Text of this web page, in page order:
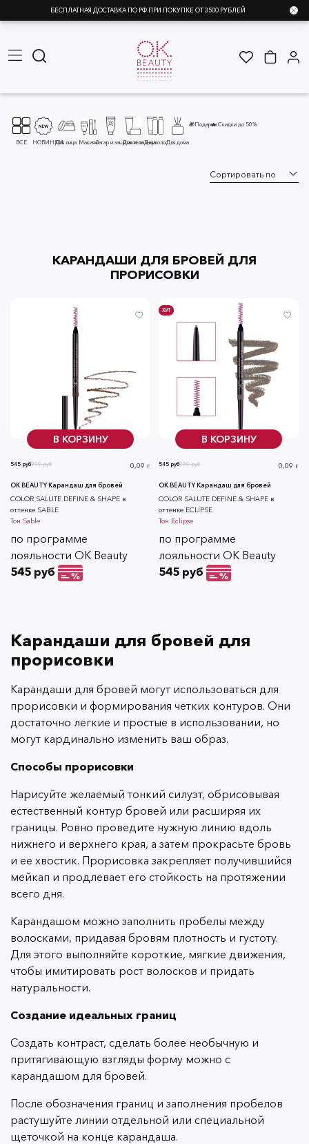
БЕСПЛАТНАЯ ДОСТАВКА ПО РФ ПРИ ПОКУПКЕ ОТ 3500 РУБЛЕЙ
ВСЕ НОВИНКИДля лица МакияжЗагар и защита от солнца
Для телаДля волосДля дома
🎁Подарки🔥 Скидки до 50%
КАРАНДАШИ ДЛЯ БРОВЕЙ ДЛЯ
ПРОРИСОВКИ
В КОРЗИНУ
990 руб
545 руб 0,09 г
OK BEAUTY Карандаш для бровей
СOLOR SALUTE DEFINE & SHAPE в
оттенке SABLE
Тон Sable
по программе
лояльности OK Beauty
545 руб
В КОРЗИНУ
ХИТ
990 руб
545 руб 0,09 г
OK BEAUTY Карандаш для бровей
СOLOR SALUTE DEFINE & SHAPE в
оттенке ECLIPSE
Тон Eclipse
по программе
лояльности OK Beauty
545 руб
Карандаши для бровей для
прорисовки
Карандаши для бровей могут использоваться для
прорисовки и формирования четких контуров. Они
достаточно легкие и простые в использовании, но
могут кардинально изменить ваш образ.
Способы прорисовки
Нарисуйте желаемый тонкий силуэт, обрисовывая
естественный контур бровей или расширяя их
границы. Ровно проведите нужную линию вдоль
нижнего и верхнего края, а затем прокрасьте бровь
и ее хвостик. Прорисовка закрепляет получившийся
мейкап и продлевает его стойкость на протяжении
всего дня.
Карандашом можно заполнить пробелы между
волосками, придавая бровям плотность и густоту.
Для этого выполняйте короткие, мягкие движения,
чтобы имитировать рост волосков и придать
натуральности.
Создание идеальных границ
Создать контраст, сделать более необычную и
притягивающую взгляды форму можно с
карандашом для бровей.
После обозначения границ и заполнения пробелов
растушуйте линии отдельной или специальной
щеточкой на конце карандаша.